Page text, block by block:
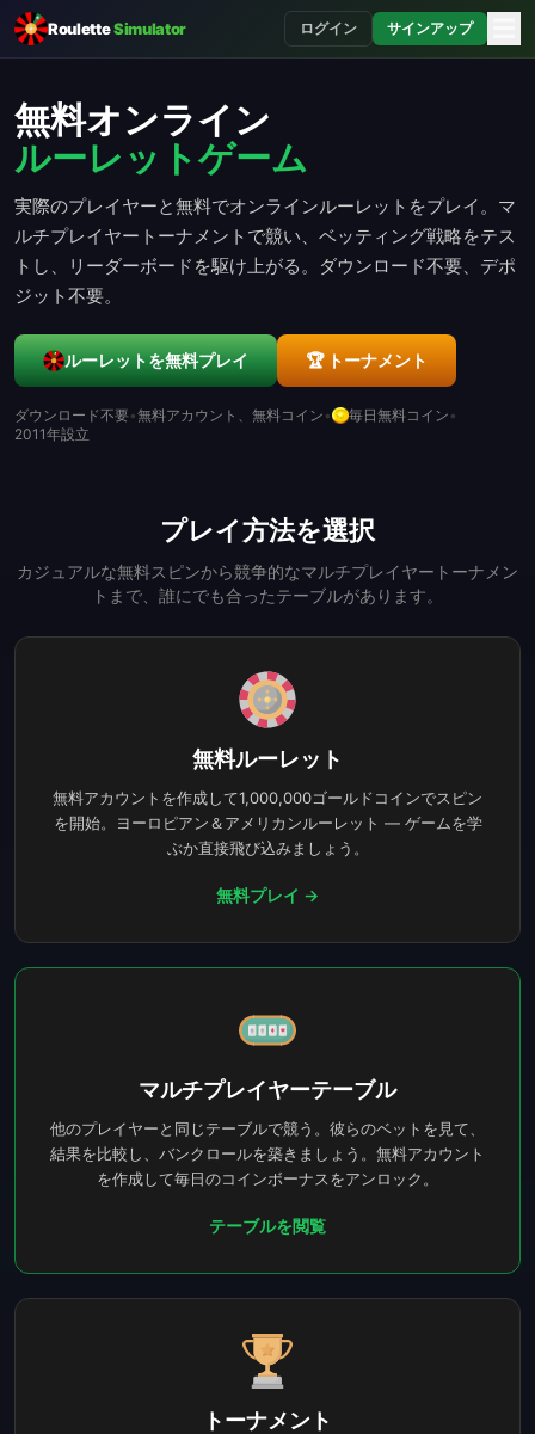
RouletteSimulator ログイン サインアップ
無料オンライン
ルーレットゲーム
実際のプレイヤーと無料でオンラインルーレットをプレイ。マ
ルチプレイヤートーナメントで競い、ベッティング戦略をテス
トし、リーダーボードを駆け上がる。ダウンロード不要、デポ
ジット不要。
ルーレットを無料プレイ 🏆 トーナメント
ダウンロード不要•無料アカウント、無料コイン • 毎日無料コイン •
2011年設立
プレイ方法を選択
カジュアルな無料スピンから競争的なマルチプレイヤートーナメン
トまで、誰にでも合ったテーブルがあります。
無料ルーレット
無料アカウントを作成して1,000,000ゴールドコインでスピン
を開始。ヨーロピアン＆アメリカンルーレット — ゲームを学
ぶか直接飛び込みましょう。
無料プレイ →
マルチプレイヤーテーブル
他のプレイヤーと同じテーブルで競う。彼らのベットを見て、
結果を比較し、バンクロールを築きましょう。無料アカウント
を作成して毎日のコインボーナスをアンロック。
テーブルを閲覧
トーナメント